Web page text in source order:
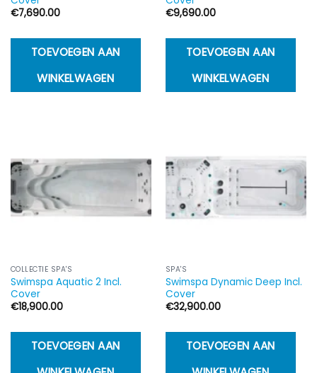
€7,690.00
TOEVOEGEN AAN
WINKELWAGEN
€9,690.00
TOEVOEGEN AAN
WINKELWAGEN
COLLECTIE SPA'S
Swimspa Aquatic 2 Incl.
Cover
€18,900.00
TOEVOEGEN AAN
SPA'S
Swimspa Dynamic Deep Incl.
Cover
€32,900.00
TOEVOEGEN AAN